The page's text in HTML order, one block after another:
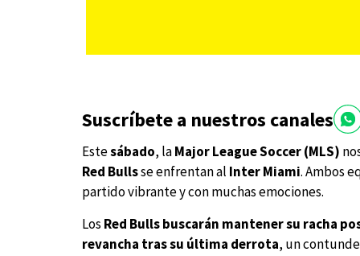
Suscríbete a nuestros canales
Estesábado, laMajor League Soccer (MLS)
Red Bullsse enfrentan al Inter Miami. Ambos
partido vibrante y con muchas emociones.
Los Red Bulls buscarán mantener su racha
revancha tras su última derrota, un